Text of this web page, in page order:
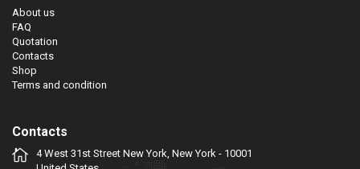
About us
FAQ
Quotation
Contacts
Shop
Terms and condition
Contacts
4 West 31st Street New York, New York - 10001